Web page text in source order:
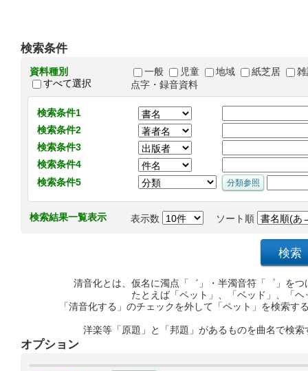
検索条件
資料種別
すべて選択
一般 児童 地域 紙芝居
点字・録音資料
検索条件1
検索条件2
検索条件3
検索条件4
検索条件5
検索結果一覧表示 表示数 ソート順
清音化とは、仮名に濁点「゛」・半濁音符「゜」を
たとえば「ペット」、「ベッド」、「
「清音化する」のチェックを外して「ペット」を検索
洋楽等「原題」と「邦題」があるものを曲名で検
オプション